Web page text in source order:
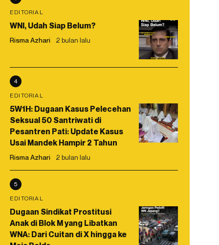
EDITORIAL
WNI, Udah Siap Belum?
Risma Azhari 2 bulan lalu
4
EDITORIAL
5W1H: Dugaan Kasus Pelecehan
Seksual 50 Santriwati di
Pesantren Pati: Update Kasus
Usai Mandek Hampir 2 Tahun
Risma Azhari 2 bulan lalu
5
EDITORIAL
Dugaan Sindikat Prostitusi
Anak di Blok M yang Libatkan
WNA: Dari Cuitan di X hingga ke